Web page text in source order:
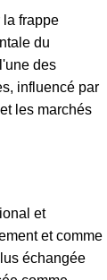
la frappe
du
des
influencé par
les marchés
et
et comme
échangée